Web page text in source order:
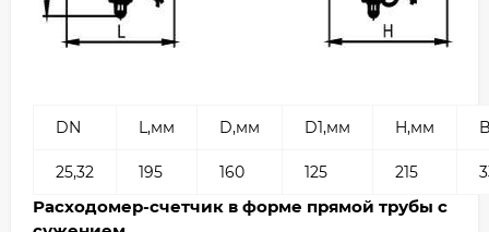
DN L,мм D,мм D1,мм H,мм
25,32 195 160 125 215
Расходомер-счетчик в форме прямой трубы с